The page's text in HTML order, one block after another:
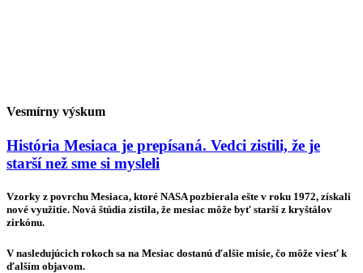
Vesmírny výskum
História Mesiaca je prepísaná. Vedci zistili, že je
starší než sme si mysleli
Vzorky z povrchu Mesiaca, ktoré NASA pozbierala ešte v roku 1972, získali
nové využitie. Nová štúdia zistila, že mesiac môže byť starší z kryštálov
zirkónu.
V nasledujúcich rokoch sa na Mesiac dostanú ďalšie misie, čo môže viesť k
ďalším objavom.